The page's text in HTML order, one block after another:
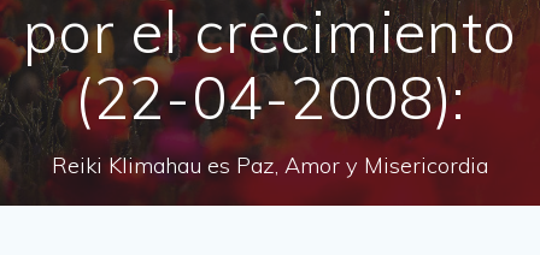
por el crecimiento
(22-04-2008):
Reiki Klimahau es Paz, Amor y Misericordia